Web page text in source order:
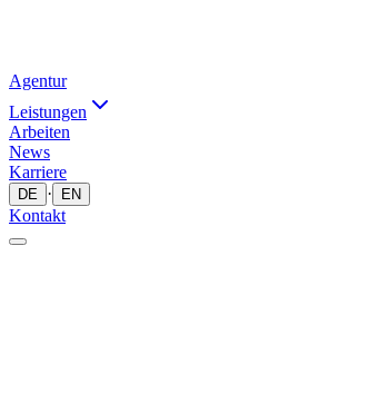
Agentur
Leistungen
Arbeiten
News
Karriere
DE · EN
Kontakt